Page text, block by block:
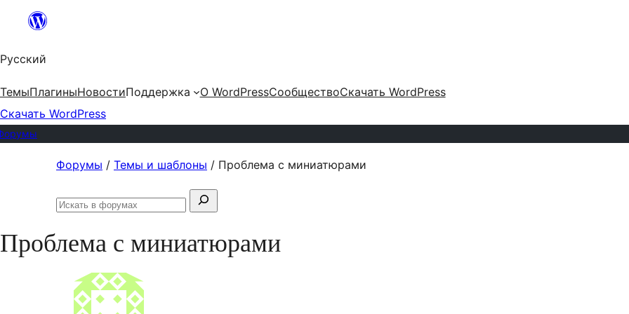
Перейти
содержимому
Русский
ТемыПлагиныНовостиПоддержка О WordPressСообществоСкачать WordPress
Скачать WordPress
содержимому
Форумы / Темы и шаблоны / Проблема с миниатюрами
Поиск:
Искать
Проблема с миниатюрами